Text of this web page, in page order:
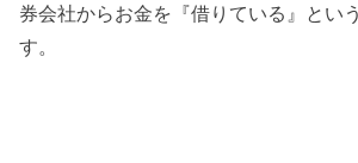
券会社からお金を『借りている』とい
す。